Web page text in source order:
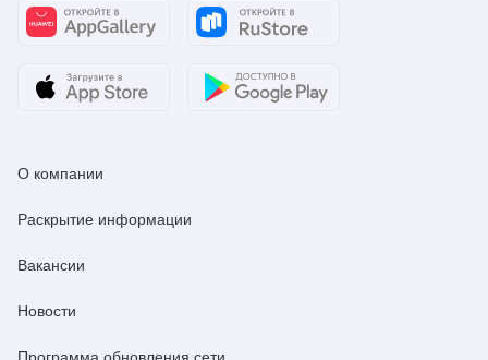
О компании
Раскрытие информации
Вакансии
Новости
Программа обновления сети